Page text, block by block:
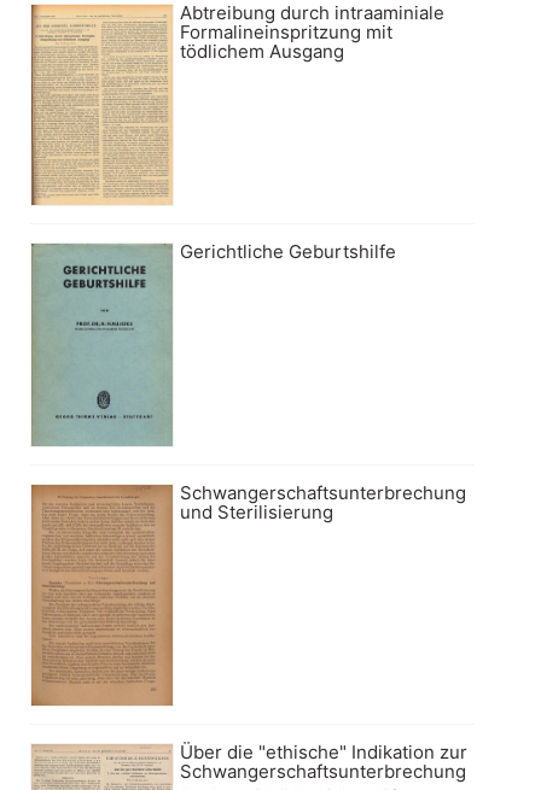
Abtreibung durch intraaminiale
Formalineinspritzung mit
tödlichem Ausgang
Gerichtliche Geburtshilfe
Schwangerschaftsunterbrechung
und Sterilisierung
Über die "ethische" Indikation zur
Schwangerschaftsunterbrechung